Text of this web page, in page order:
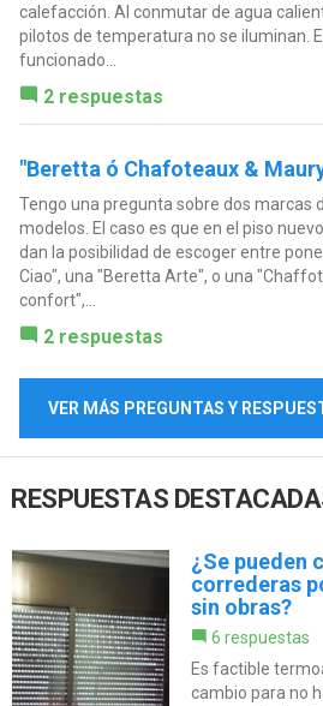
calefacción. Al conmutar de agua
pilotos de temperatura no se iluminan.
funcionado...
2 respuestas
"Beretta ó Chafoteaux &
Tengo una pregunta sobre dos marcas
modelos. El caso es que en el piso
dan la posibilidad de escoger entre
Ciao", una "Beretta Arte", o una
confort",...
2 respuestas
VER MÁS PREGUNTAS Y
RESPUESTAS
¿Se pueden
correderas
sin obras?
6 respuestas
Es factible
cambio para no